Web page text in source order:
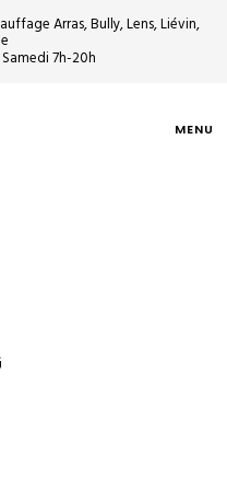
Arras, Bully, Lens, Liévin,
7h-20h
MENU